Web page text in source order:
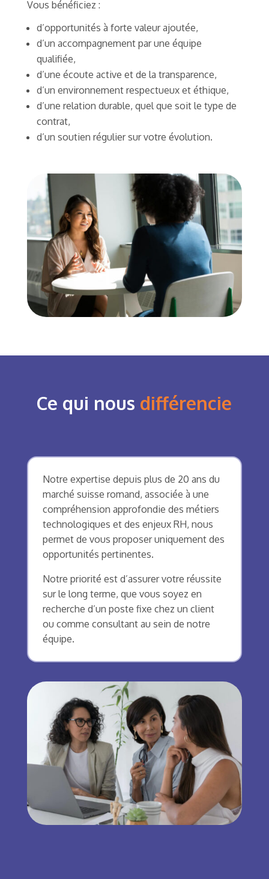
Vous bénéficiez :
d’opportunités à forte valeur ajoutée,
d’un accompagnement par une équipe
qualifiée,
d’une écoute active et de la transparence,
d’un environnement respectueux et éthique,
d’une relation durable, quel que soit le type de
contrat,
d’un soutien régulier sur votre évolution.
Ce qui nous différencie
Notre expertise depuis plus de 20 ans du
marché suisse romand, associée à une
compréhension approfondie des métiers
technologiques et des enjeux RH, nous
permet de vous proposer uniquement des
opportunités pertinentes.
Notre priorité est d’assurer votre réussite
sur le long terme, que vous soyez en
recherche d’un poste fixe chez un client
ou comme consultant au sein de notre
équipe.